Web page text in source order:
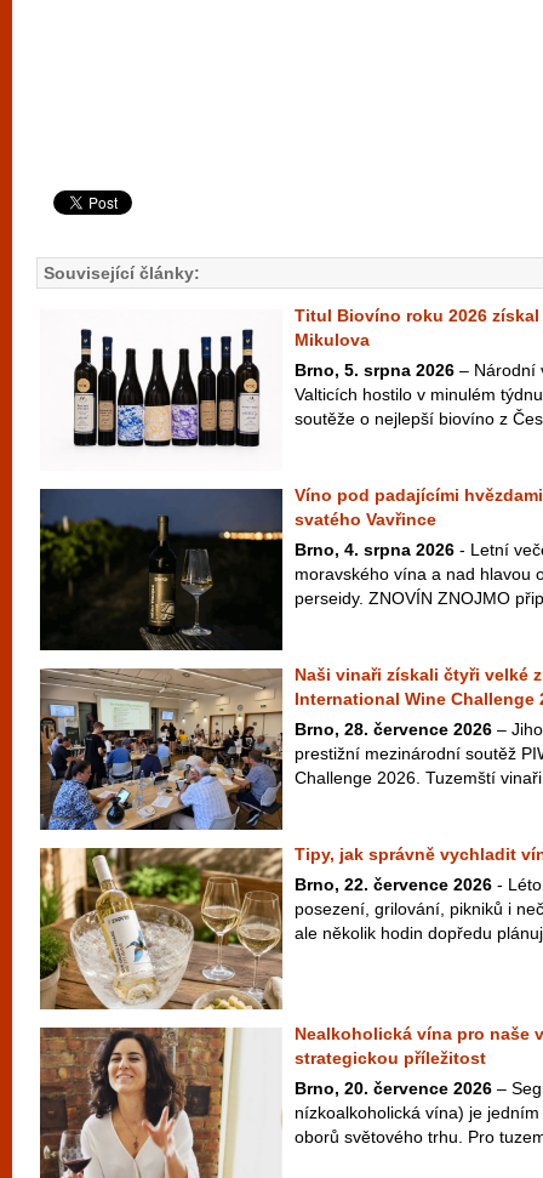
Související články:
Titul Biovíno roku 2026
Mikulova
Brno, 5. srpna 2026 – Národní
Valticích hostilo v minulém
soutěže o nejlepší biovíno z
Víno pod padajícími
svatého Vavřince
Brno, 4. srpna 2026 - Letní
moravského vína a nad hlavou
perseidy. ZNOVÍN ZNOJMO
Naši vinaři získali čtyři velké
International Wine Challenge
Brno, 28. července 2026 –
prestižní mezinárodní soutěž
Challenge 2026. Tuzemští
Tipy, jak správně vychladit
Brno, 22. července 2026 -
posezení, grilování, pikniků i
ale několik hodin dopředu
Nealkoholická vína pro naše
strategickou příležitost
Brno, 20. července 2026 –
nízkoalkoholická vína) je
oborů světového trhu. Pro